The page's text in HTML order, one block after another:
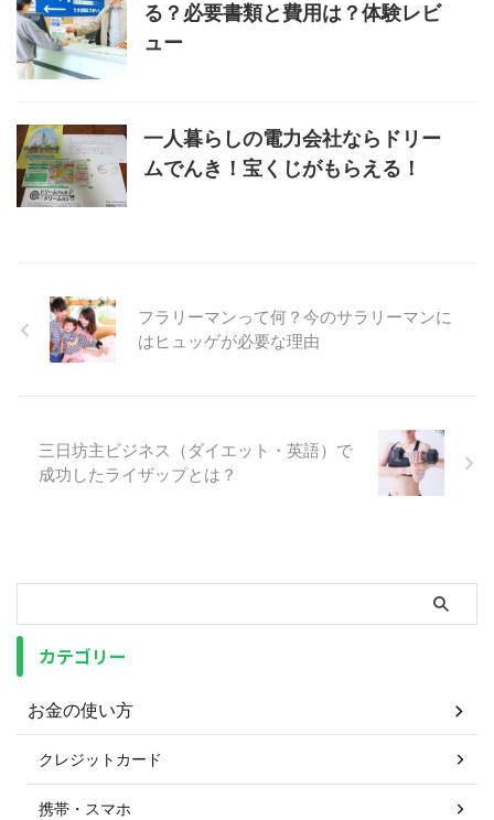
る？必要書類と費用は？体験レビ
ュー
一人暮らしの電力会社ならドリー
ムでんき！宝くじがもらえる！
フラリーマンって何？今のサラリーマンに
はヒュッゲが必要な理由
三日坊主ビジネス（ダイエット・英語）で
成功したライザップとは？
カテゴリー
お金の使い方
クレジットカード
携帯・スマホ